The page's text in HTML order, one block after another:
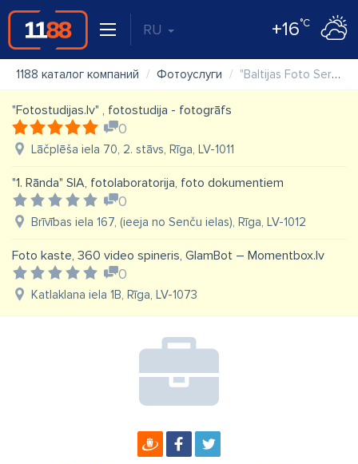
RU +16°C
1188 каталог компаний Фотоуслуги "Baltijas Foto Serviss" SIA
"Fotostudijas.lv" , fotostudija - fotogrāfs
0
Lāčplēša iela 70, 2. stāvs, Rīga, LV-1011
"1. Rānda" SIA, fotolaboratorija, foto dokumentiem
0
Brīvības iela 167, (ieeja no Senču ielas), Rīga, LV-1012
Foto kaste, 360 video spineris, GlamBot – Momentbox.lv
0
Katlaklana iela 1B, Rīga, LV-1073